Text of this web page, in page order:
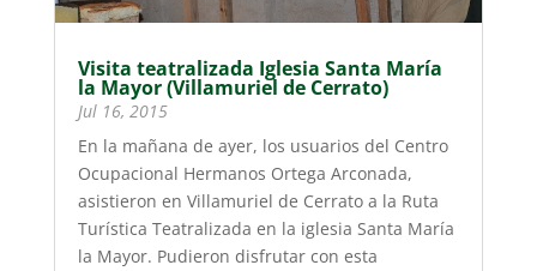
Visita teatralizada Iglesia Santa María
la Mayor (Villamuriel de Cerrato)
Jul 16, 2015
En la mañana de ayer, los usuarios del Centro
Ocupacional Hermanos Ortega Arconada,
asistieron en Villamuriel de Cerrato a la Ruta
Turística Teatralizada en la iglesia Santa María
la Mayor. Pudieron disfrutar con esta